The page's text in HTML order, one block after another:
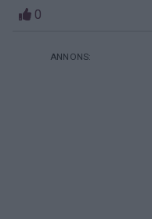
0